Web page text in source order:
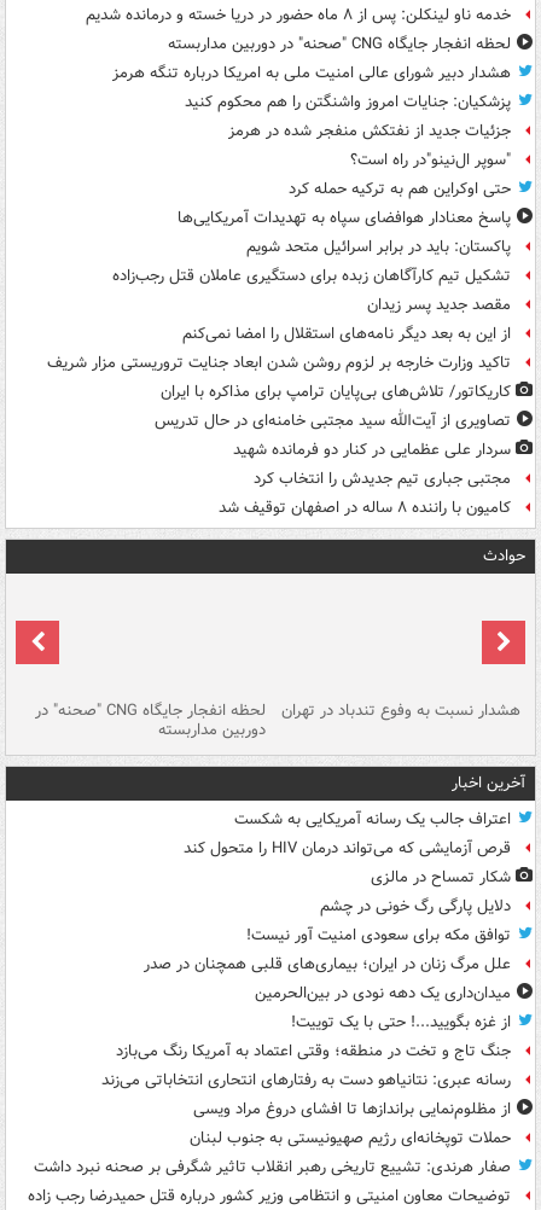
خدمه ناو لینکلن: پس از ۸ ماه حضور در دریا خسته و درمانده‌ شدیم
لحظه انفجار جایگاه CNG "صحنه" در دوربین مداربسته
هشدار دبیر شورای عالی امنیت ملی به امریکا درباره تنگه هرمز
پزشکیان: جنایات امروز واشنگتن را هم محکوم کنید
جزئیات جدید از نفتکش منفجر شده در هرمز
"سوپر ال‌نینو"در راه است؟
حتی اوکراین هم به ترکیه حمله کرد
پاسخ معنادار هوافضای سپاه به تهدیدات آمریکایی‌ها
پاکستان: باید در برابر اسرائیل متحد شویم
تشکیل تیم کارآگاهان زبده برای دستگیری عاملان قتل رجب‌زاده
مقصد جدید پسر زیدان
از این به بعد دیگر نامه‌های استقلال را امضا نمی‌کنم
تاکید وزارت خارجه بر لزوم روشن شدن ابعاد جنایت تروریستی مزار شریف
کاریکاتور/ تلاش‌های بی‌پایان ترامپ برای مذاکره با ایران
تصاویری از آیت‌الله سید مجتبی خامنه‌ای در حال تدریس
سردار علی عظمایی در کنار دو فرمانده شهید
مجتبی جباری تیم جدیدش را انتخاب کرد
کامیون با راننده ۸ ساله در اصفهان توقیف شد
حوادث
هشدار نسبت به وفوع تندباد در تهران لحظه انفجار جایگاه CNG "صحنه" در
دوربین مداربسته
آخرین اخبار
اعتراف جالب یک رسانه آمریکایی به شکست
قرص آزمایشی که می‌تواند درمان HIV را متحول کند
شکار تمساح در مالزی
دلایل پارگی رگ خونی در چشم
توافق مکه برای سعودی امنیت آور نیست!
علل مرگ زنان در ایران؛ بیماری‌های قلبی همچنان در صدر
میدان‌داری یک دهه نودی در بین‌الحرمین
از غزه بگویید...! حتی با یک توییت!
جنگ تاج و تخت در منطقه؛ وقتی اعتماد به آمریکا رنگ می‌بازد
رسانه عبری: نتانیاهو دست به رفتارهای انتحاری انتخاباتی می‌زند
از مظلوم‌نمایی براندازها تا افشای دروغ مراد ویسی
حملات توپخانه‌ای رژیم صهیونیستی به جنوب لبنان
صفار هرندی: تشییع تاریخی رهبر انقلاب تاثیر شگرفی بر صحنه نبرد داشت
توضیحات معاون امنیتی و انتظامی وزیر کشور درباره قتل حمیدرضا رجب زاده